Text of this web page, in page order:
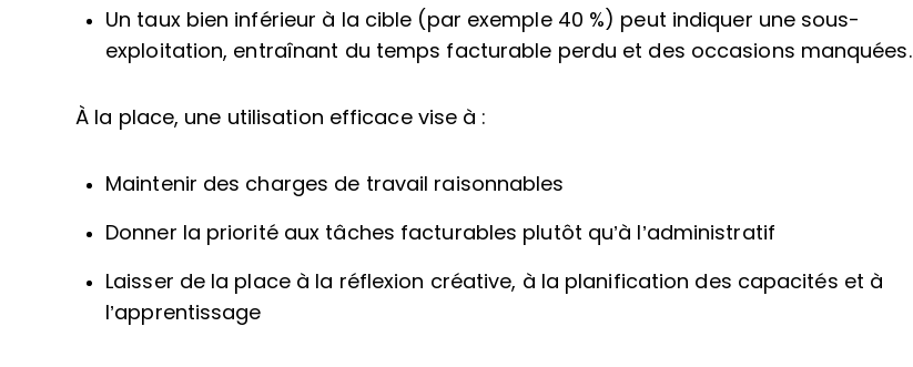
Un taux bien inférieur à la cible (par exemple 40 %) peut indiquer une sous-
exploitation, entraînant du temps facturable perdu et des occasions manquées.
À la place, une utilisation efficace vise à :
Maintenir des charges de travail raisonnables
Donner la priorité aux tâches facturables plutôt qu’à l’administratif
Laisser de la place à la réflexion créative, à la planification des capacités et à
l’apprentissage